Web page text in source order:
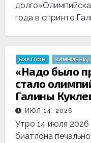
года в спринте
БИАТЛОН ЗИМНИЕ
«Надо было
стало
Галины
ИЮЛ 14, 2026
Утро 14 июля 2026
биатлона